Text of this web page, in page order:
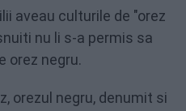
aveau culturile de "orez
nu li s-a permis sa
orez negru.
orezul negru, denumit si